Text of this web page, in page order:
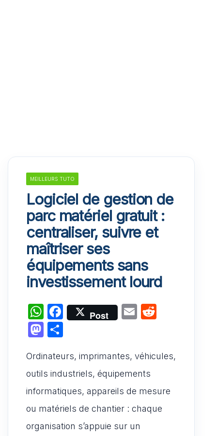
MEILLEURS TUTO
Logiciel de gestion de
parc matériel gratuit :
centraliser, suivre et
maîtriser ses
équipements sans
investissement lourd
W
h
at
s
A
p
p
F
a
e
b
o
o
k
Post
E
l
di
M
st
o
d
o
n
ta
g
er
Ordinateurs, imprimantes, véhicules,
outils industriels, équipements
informatiques, appareils de mesure
ou matériels de chantier : chaque
organisation s’appuie sur un